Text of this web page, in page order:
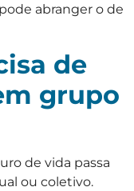
abranger o de
de
grupo
de vida passa
ou coletivo.